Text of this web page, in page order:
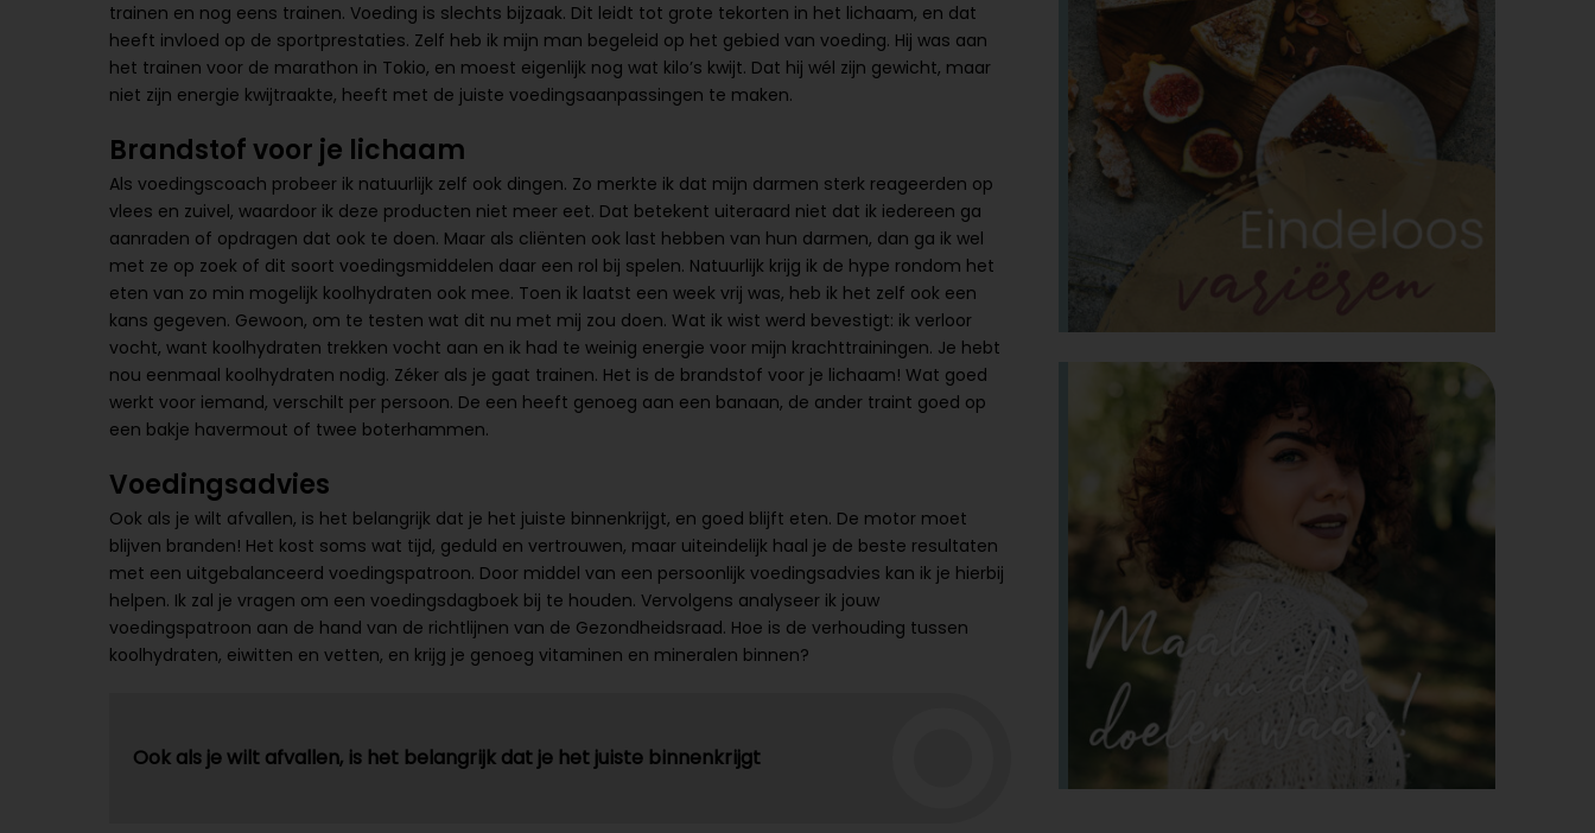
trainen en nog eens trainen. Voeding is slechts bijzaak. Dit leidt tot grote tekorten in het lichaam, en dat
heeft invloed op de sportprestaties. Zelf heb ik mijn man begeleid op het gebied van voeding. Hij was aan
het trainen voor de marathon in Tokio, en moest eigenlijk nog wat kilo’s kwijt. Dat hij wél zijn gewicht, maar
niet zijn energie kwijtraakte, heeft met de juiste voedingsaanpassingen te maken.
Brandstof voor je lichaam
Als voedingscoach probeer ik natuurlijk zelf ook dingen. Zo merkte ik dat mijn darmen sterk reageerden op
vlees en zuivel, waardoor ik deze producten niet meer eet. Dat betekent uiteraard niet dat ik iedereen ga
aanraden of opdragen dat ook te doen. Maar als cliënten ook last hebben van hun darmen, dan ga ik wel
met ze op zoek of dit soort voedingsmiddelen daar een rol bij spelen. Natuurlijk krijg ik de hype rondom het
eten van zo min mogelijk koolhydraten ook mee. Toen ik laatst een week vrij was, heb ik het zelf ook een
kans gegeven. Gewoon, om te testen wat dit nu met mij zou doen. Wat ik wist werd bevestigt: ik verloor
vocht, want koolhydraten trekken vocht aan en ik had te weinig energie voor mijn krachttrainingen. Je hebt
nou eenmaal koolhydraten nodig. Zéker als je gaat trainen. Het is de brandstof voor je lichaam! Wat goed
werkt voor iemand, verschilt per persoon. De een heeft genoeg aan een banaan, de ander traint goed op
een bakje havermout of twee boterhammen.
Voedingsadvies
Ook als je wilt afvallen, is het belangrijk dat je het juiste binnenkrijgt, en goed blijft eten. De motor moet
blijven branden! Het kost soms wat tijd, geduld en vertrouwen, maar uiteindelijk haal je de beste resultaten
met een uitgebalanceerd voedingspatroon. Door middel van een persoonlijk voedingsadvies kan ik je hierbij
helpen. Ik zal je vragen om een voedingsdagboek bij te houden. Vervolgens analyseer ik jouw
voedingspatroon aan de hand van de richtlijnen van de Gezondheidsraad. Hoe is de verhouding tussen
koolhydraten, eiwitten en vetten, en krijg je genoeg vitaminen en mineralen binnen?
Ook als je wilt afvallen, is het belangrijk dat je het juiste binnenkrijgt